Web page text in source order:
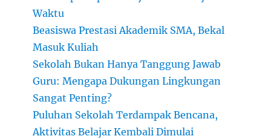
Waktu
Beasiswa Prestasi Akademik SMA, Bekal
Masuk Kuliah
Sekolah Bukan Hanya Tanggung Jawab
Guru: Mengapa Dukungan Lingkungan
Sangat Penting?
Puluhan Sekolah Terdampak Bencana,
Aktivitas Belajar Kembali Dimulai